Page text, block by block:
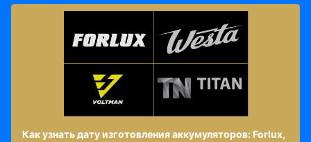
Как узнать дату изготовления аккумуляторов: Forlux,